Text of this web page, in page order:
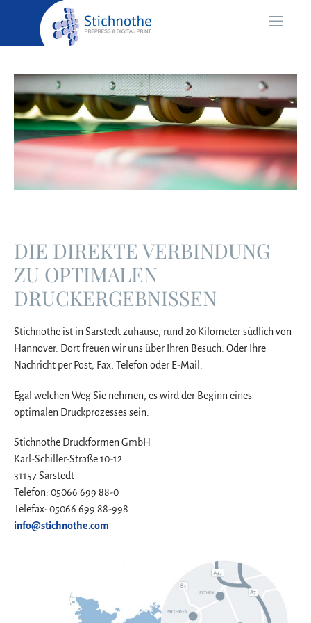
Menü
DIE DIREKTE VERBINDUNG
ZU OPTIMALEN
DRUCKERGEBNISSEN
Stichnothe ist in Sarstedt zuhause, rund 20 Kilometer südlich von
Hannover. Dort freuen wir uns über Ihren Besuch. Oder Ihre
Nachricht per Post, Fax, Telefon oder E-Mail.
Egal welchen Weg Sie nehmen, es wird der Beginn eines
optimalen Druckprozesses sein.
Stichnothe Druckformen GmbH
Karl-Schiller-Straße 10-12
31157 Sarstedt
Telefon: 05066 699 88-0
Telefax: 05066 699 88-998
info@stichnothe.com